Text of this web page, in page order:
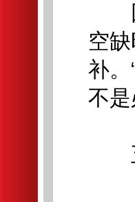
因
空
补
不是
五